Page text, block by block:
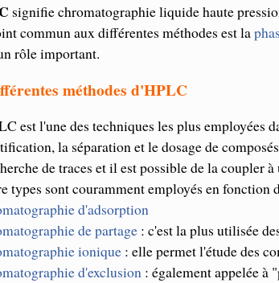
signifie chromatographie liquide haute
commun aux différentes méthodes est la
rôle important.
méthodes d'HPLC
est l'une des techniques les plus employées
la séparation et le dosage de
de traces et il est possible de la coupler à
types sont couramment employés en fonction
d'adsorption
de partage : c'est la plus utilisée
ionique : elle permet l'étude des
d'exclusion : également appelée à